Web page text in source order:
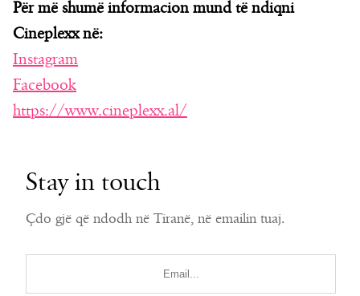
Për më shumë informacion mund të ndiqni
Cineplexx në:
Instagram
Facebook
https://www.cineplexx.al/
Stay in touch
Çdo gjë që ndodh në Tiranë, në emailin tuaj.